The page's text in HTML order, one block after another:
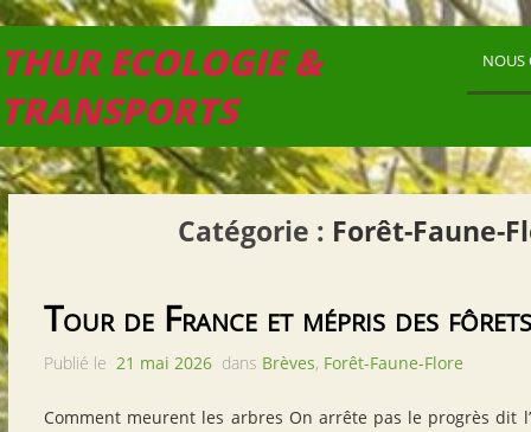
THUR ECOLOGIE &
TRANSPORTS
NOUS
Catégorie : Forêt-Faune-
Tour de France et mépris des fôrets
Publié le 21 mai 2026 dans Brèves, Forêt-Faune-Flore
Comment meurent les arbres On arrête pas le progrès dit